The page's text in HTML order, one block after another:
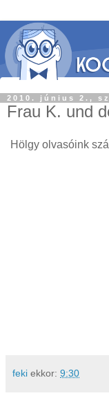
2010. június 2.,
Frau K. und
Hölgy olvasóink
feki ekkor: 9:30